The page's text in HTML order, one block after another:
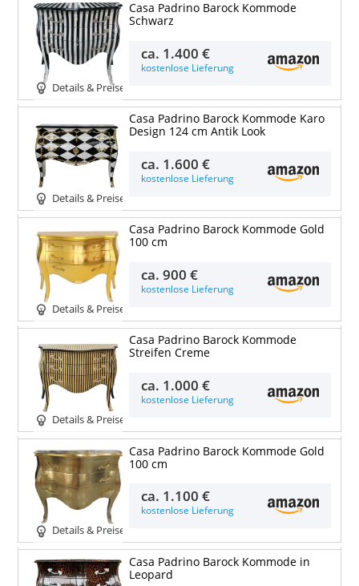
Details & Preise
Casa Padrino Barock Kommode
Schwarz
ca. 1.400 €
kostenlose Lieferung
Details & Preise
Casa Padrino Barock Kommode Karo
Design 124 cm Antik Look
ca. 1.600 €
kostenlose Lieferung
Details & Preise
Casa Padrino Barock Kommode Gold
100 cm
ca.900 €
kostenlose Lieferung
Details & Preise
Casa Padrino Barock Kommode
Streifen Creme
ca. 1.000 €
kostenlose Lieferung
Details & Preise
Casa Padrino Barock Kommode Gold
100 cm
ca. 1.100 €
kostenlose Lieferung
Casa Padrino Barock Kommode in
Leopard